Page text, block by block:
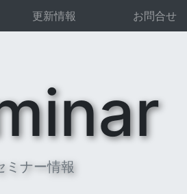
更新情報 お問合せ
ミナー情報